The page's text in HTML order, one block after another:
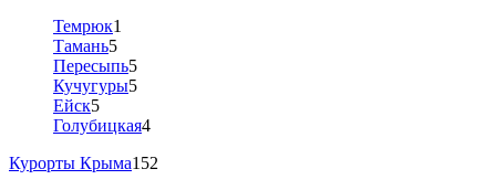
Темрюк1
Тамань5
Пересыпь5
Кучугуры5
Ейск5
Голубицкая4
Курорты Крыма152